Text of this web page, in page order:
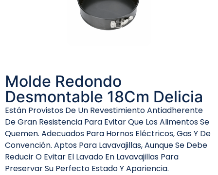
Molde Redondo
Desmontable 18Cm Delicia
Están Provistos De Un Revestimiento Antiadherente
De Gran Resistencia Para Evitar Que Los Alimentos Se
Quemen. Adecuados Para Hornos Eléctricos, Gas Y De
Convención. Aptos Para Lavavajillas, Aunque Se Debe
Reducir O Evitar El Lavado En Lavavajillas Para
Preservar Su Perfecto Estado Y Apariencia.